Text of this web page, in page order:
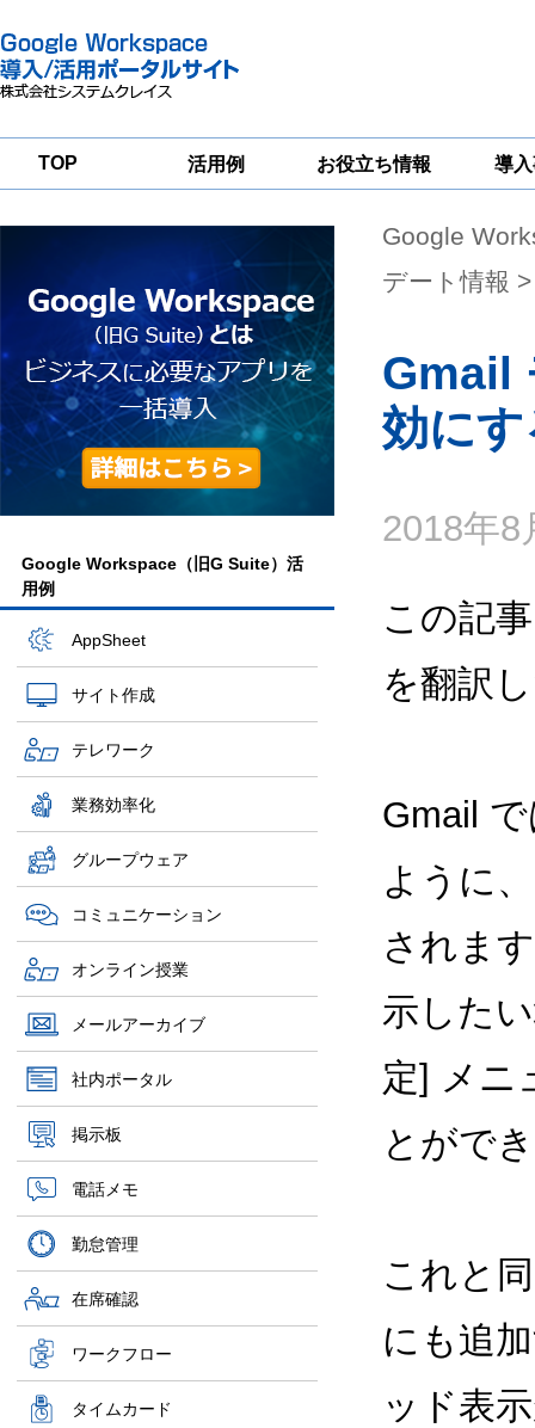
TOP 活用例 お役立ち情報
一
導
グループウェア
移行支援
Google
Workspace
セキュリティ
対策サービス
Google Workspace（旧G Suite）活
用例
AppSheet
サイト作成
テレワーク
業務効率化
グループウェア
コミュニケーション
オンライン授業
メールアーカイブ
社内ポータル
掲示板
電話メモ
勤怠管理
在席確認
ワークフロー
タイムカード
Google
デート情報
Gmail
効にす
2018年8
この記
を翻訳
Gmail
ように
されま
示した
定] メニ
とがで
これと
にも追
ッド表